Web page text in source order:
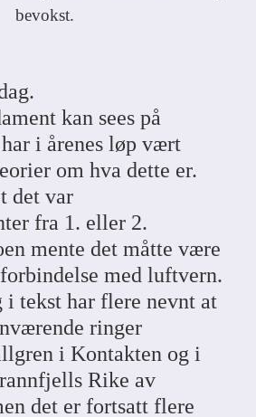
bevokst.
kan sees på
i årenes løp vært
om hva dette er.
det var
fra 1. eller 2.
mente det måtte være
med luftvern.
i tekst har flere nevnt at
ringer
i Kontakten og i
Rike av
det er fortsatt flere